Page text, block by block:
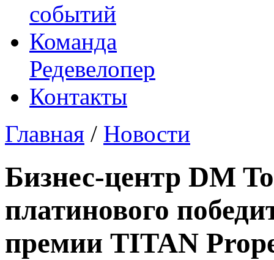
событий
Команда
Редевелопер
Контакты
Главная / Новости
Бизнес-центр DM
платинового
премии TITAN